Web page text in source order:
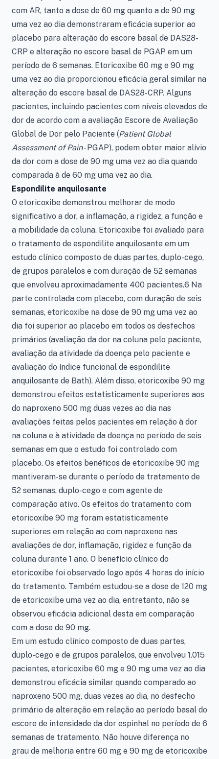
com AR, tanto a dose de 60 mg quanto a de 90 mg
uma vez ao dia demonstraram eficácia superior ao
placebo para alteração do escore basal de DAS28-
CRP e alteração no escore basal de PGAP em um
período de 6 semanas. Etoricoxibe 60 mg e 90 mg
uma vez ao dia proporcionou eficácia geral similar na
alteração do escore basal de DAS28-CRP. Alguns
pacientes, incluindo pacientes com níveis elevados de
dor de acordo com a avaliação Escore de Avaliação
Global de Dor pelo Paciente (Patient Global
Assessment of Pain- PGAP), podem obter maior alívio
da dor com a dose de 90 mg uma vez ao dia quando
comparada à de 60 mg uma vez ao dia.
Espondilite anquilosante
O etoricoxibe demonstrou melhorar de modo
significativo a dor, a inflamação, a rigidez, a função e
a mobilidade da coluna. Etoricoxibe foi avaliado para
o tratamento de espondilite anquilosante em um
estudo clínico composto de duas partes, duplo-cego,
de grupos paralelos e com duração de 52 semanas
que envolveu aproximadamente 400 pacientes.6 Na
parte controlada com placebo, com duração de seis
semanas, etoricoxibe na dose de 90 mg uma vez ao
dia foi superior ao placebo em todos os desfechos
primários (avaliação da dor na coluna pelo paciente,
avaliação da atividade da doença pelo paciente e
avaliação do índice funcional de espondilite
anquilosante de Bath). Além disso, etoricoxibe 90 mg
demonstrou efeitos estatisticamente superiores aos
do naproxeno 500 mg duas vezes ao dia nas
avaliações feitas pelos pacientes em relação à dor
na coluna e à atividade da doença no período de seis
semanas em que o estudo foi controlado com
placebo. Os efeitos benéficos de etoricoxibe 90 mg
mantiveram-se durante o período de tratamento de
52 semanas, duplo-cego e com agente de
comparação ativo. Os efeitos do tratamento com
etoricoxibe 90 mg foram estatisticamente
superiores em relação ao com naproxeno nas
avaliações de dor, inflamação, rigidez e função da
coluna durante 1 ano. O benefício clínico do
etoricoxibe foi observado logo após 4 horas do início
do tratamento. Também estudou-se a dose de 120 mg
de etoricoxibe uma vez ao dia, entretanto, não se
observou eficácia adicional desta em comparação
com a dose de 90 mg.
Em um estudo clínico composto de duas partes,
duplo-cego e de grupos paralelos, que envolveu 1.015
pacientes, etoricoxibe 60 mg e 90 mg uma vez ao dia
demonstrou eficácia similar quando comparado ao
naproxeno 500 mg, duas vezes ao dia, no desfecho
primário de alteração em relação ao período basal do
escore de intensidade da dor espinhal no período de 6
semanas de tratamento. Não houve diferença no
grau de melhoria entre 60 mg e 90 mg de etoricoxibe